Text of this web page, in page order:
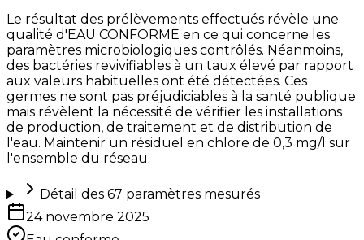
Le résultat des prélèvements effectués révèle une
qualité d'EAU CONFORME en ce qui concerne les
paramètres microbiologiques contrôlés. Néanmoins,
des bactéries revivifiables à un taux élevé par rapport
aux valeurs habituelles ont été détectées. Ces
germes ne sont pas préjudiciables à la santé publique
mais révèlent la nécessité de vérifier les installations
de production, de traitement et de distribution de
l'eau. Maintenir un résiduel en chlore de 0,3 mg/l sur
l'ensemble du réseau.
Détail des 67 paramètres mesurés
24 novembre 2025